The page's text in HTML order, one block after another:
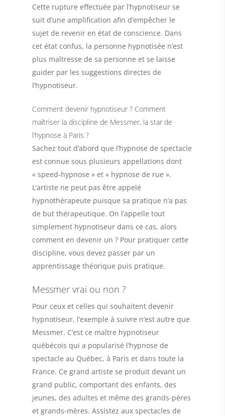
Cette rupture effectuée par l’hypnotiseur se
suit d’une amplification afin d’empêcher le
sujet de revenir en état de conscience. Dans
cet état confus, la personne hypnotisée n’est
plus maîtresse de sa personne et se laisse
guider par les suggestions directes de
l’hypnotiseur.
Comment devenir hypnotiseur ? Comment
maîtriser la discipline de Messmer, la star de
l’hypnose à Paris ?
Sachez tout d’abord que l’hypnose de spectacle
est connue sous plusieurs appellations dont
« speed-hypnose » et « hypnose de rue ».
L’artiste ne peut pas être appelé
hypnothérapeute puisque sa pratique n’a pas
de but thérapeutique. On l’appelle tout
simplement hypnotiseur dans ce cas, alors
comment en devenir un ? Pour pratiquer cette
discipline, vous devez passer par un
apprentissage théorique puis pratique.
Messmer vrai ou non ?
Pour ceux et celles qui souhaitent devenir
hypnotiseur, l’exemple à suivre n’est autre que
Messmer. C’est ce maître hypnotiseur
québécois qui a popularisé l’hypnose de
spectacle au Québec, à Paris et dans toute la
France. Ce grand artiste se produit devant un
grand public, comportant des enfants, des
jeunes, des adultes et même des grands-pères
et grands-mères. Assistez aux spectacles de